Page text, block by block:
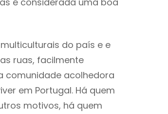
do país e e
ruas, facilmente
comunidade acolhedora
em Portugal. Há quem
motivos, há quem